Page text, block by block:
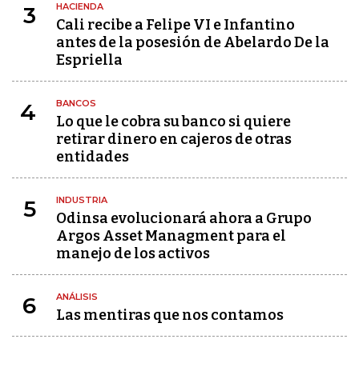
3 HACIENDA
Cali recibe a Felipe VI e Infantino
antes de la posesión de Abelardo De la
Espriella
4 BANCOS
Lo que le cobra su banco si quiere
retirar dinero en cajeros de otras
entidades
5 INDUSTRIA
Odinsa evolucionará ahora a Grupo
Argos Asset Managment para el
manejo de los activos
6 ANÁLISIS
Las mentiras que nos contamos